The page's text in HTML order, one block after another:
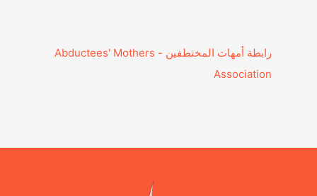
‎رابطة أمهات المختطفين - Abductees' Mothers
Association‎